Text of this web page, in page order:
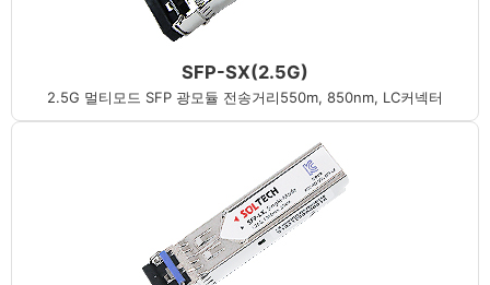
SFP-SX(2.5G)
2.5G 멀티모드 SFP 광모듈 전송거리550m, 850nm, LC커넥터